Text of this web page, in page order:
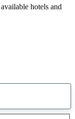
hotels and